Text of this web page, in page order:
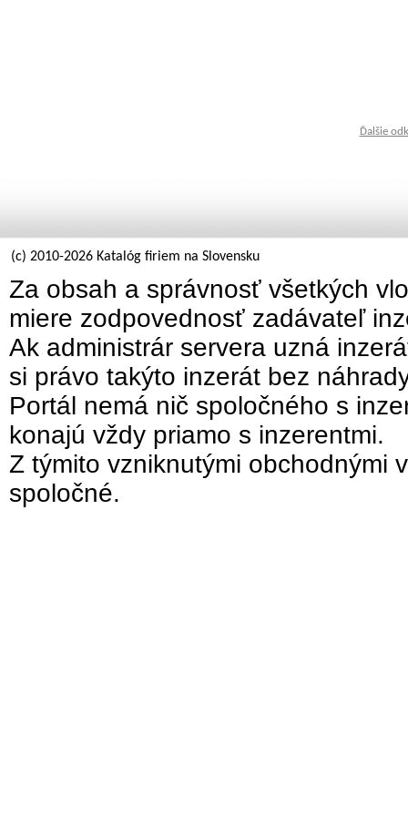
Ďalšie
(c) 2010-2026 Katalóg firiem na Slovensku
Za obsah a správnosť všetkých
miere zodpovednosť zadávateľ
Ak administrár servera uzná
si právo takýto inzerát bez
Portál nemá nič spoločného s
konajú vždy priamo s inzerentmi.
Z týmito vzniknutými obchodnými
spoločné.